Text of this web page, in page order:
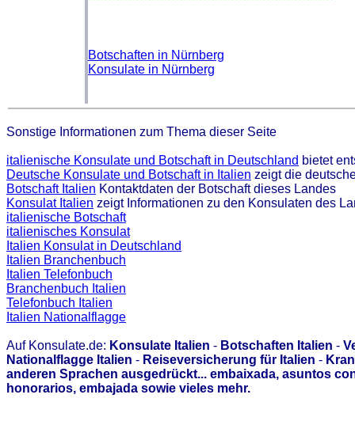
Botschaften in Nürnberg
Konsulate in Nürnberg
Sonstige Informationen zum Thema dieser Seite
italienische Konsulate und Botschaft in Deutschland bietet
Deutsche Konsulate und Botschaft in Italien zeigt die
Botschaft Italien Kontaktdaten der Botschaft dieses Landes
Konsulat Italien zeigt Informationen zu den Konsulaten des
italienische Botschaft
italienisches Konsulat
Italien Konsulat in Deutschland
Italien Branchenbuch
Italien Telefonbuch
Branchenbuch Italien
Telefonbuch Italien
Italien Nationalflagge
Auf Konsulate.de: Konsulate Italien - Botschaften Italien -
Nationalflagge Italien - Reiseversicherung für Italien -
anderen Sprachen ausgedrückt... embaixada, asuntos
honorarios, embajada sowie vieles mehr.